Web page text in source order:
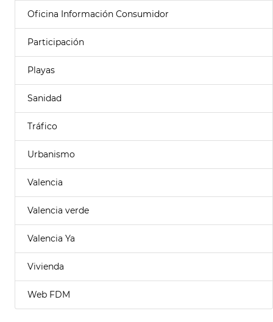
Oficina Información Consumidor
Participación
Playas
Sanidad
Tráfico
Urbanismo
Valencia
Valencia verde
Valencia Ya
Vivienda
Web FDM